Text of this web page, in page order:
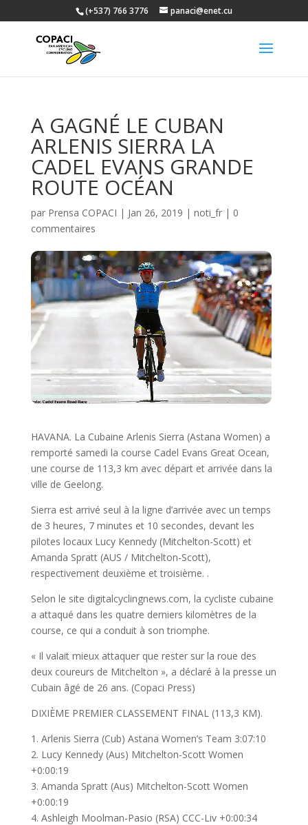
(+537) 766 3776 panaci@enet.cu
A GAGNÉ LE CUBAN
ARLENIS SIERRA LA
CADEL EVANS GRANDE
ROUTE OCÉAN
par Prensa COPACI | Jan 26, 2019 | noti_fr| 0
commentaires
HAVANA. La Cubaine Arlenis Sierra (Astana Women) a
remporté samedi la course Cadel Evans Great Ocean,
une course de 113,3 km avec départ et arrivée dans la
ville de Geelong.
Sierra est arrivé seul à la ligne d’arrivée avec un temps
de 3 heures, 7 minutes et 10 secondes, devant les
pilotes locaux Lucy Kennedy (Mitchelton-Scott) et
Amanda Spratt (AUS / Mitchelton-Scott),
respectivement deuxième et troisième. .
Selon le site digitalcyclingnews.com, la cycliste cubaine
a attaqué dans les quatre derniers kilomètres de la
course, ce qui a conduit à son triomphe.
« Il valait mieux attaquer que rester sur la roue des
deux coureurs de Mitchelton », a déclaré à la presse un
Cubain âgé de 26 ans. (Copaci Press)
DIXIÈME PREMIER CLASSEMENT FINAL (113,3 KM).
1. Arlenis Sierra (Cub) Astana Women’s Team 3:07:10
2. Lucy Kennedy (Aus) Mitchelton-Scott Women
+0:00:19
3. Amanda Spratt (Aus) Mitchelton-Scott Women
+0:00:19
4. Ashleigh Moolman-Pasio (RSA) CCC-Liv +0:00:34